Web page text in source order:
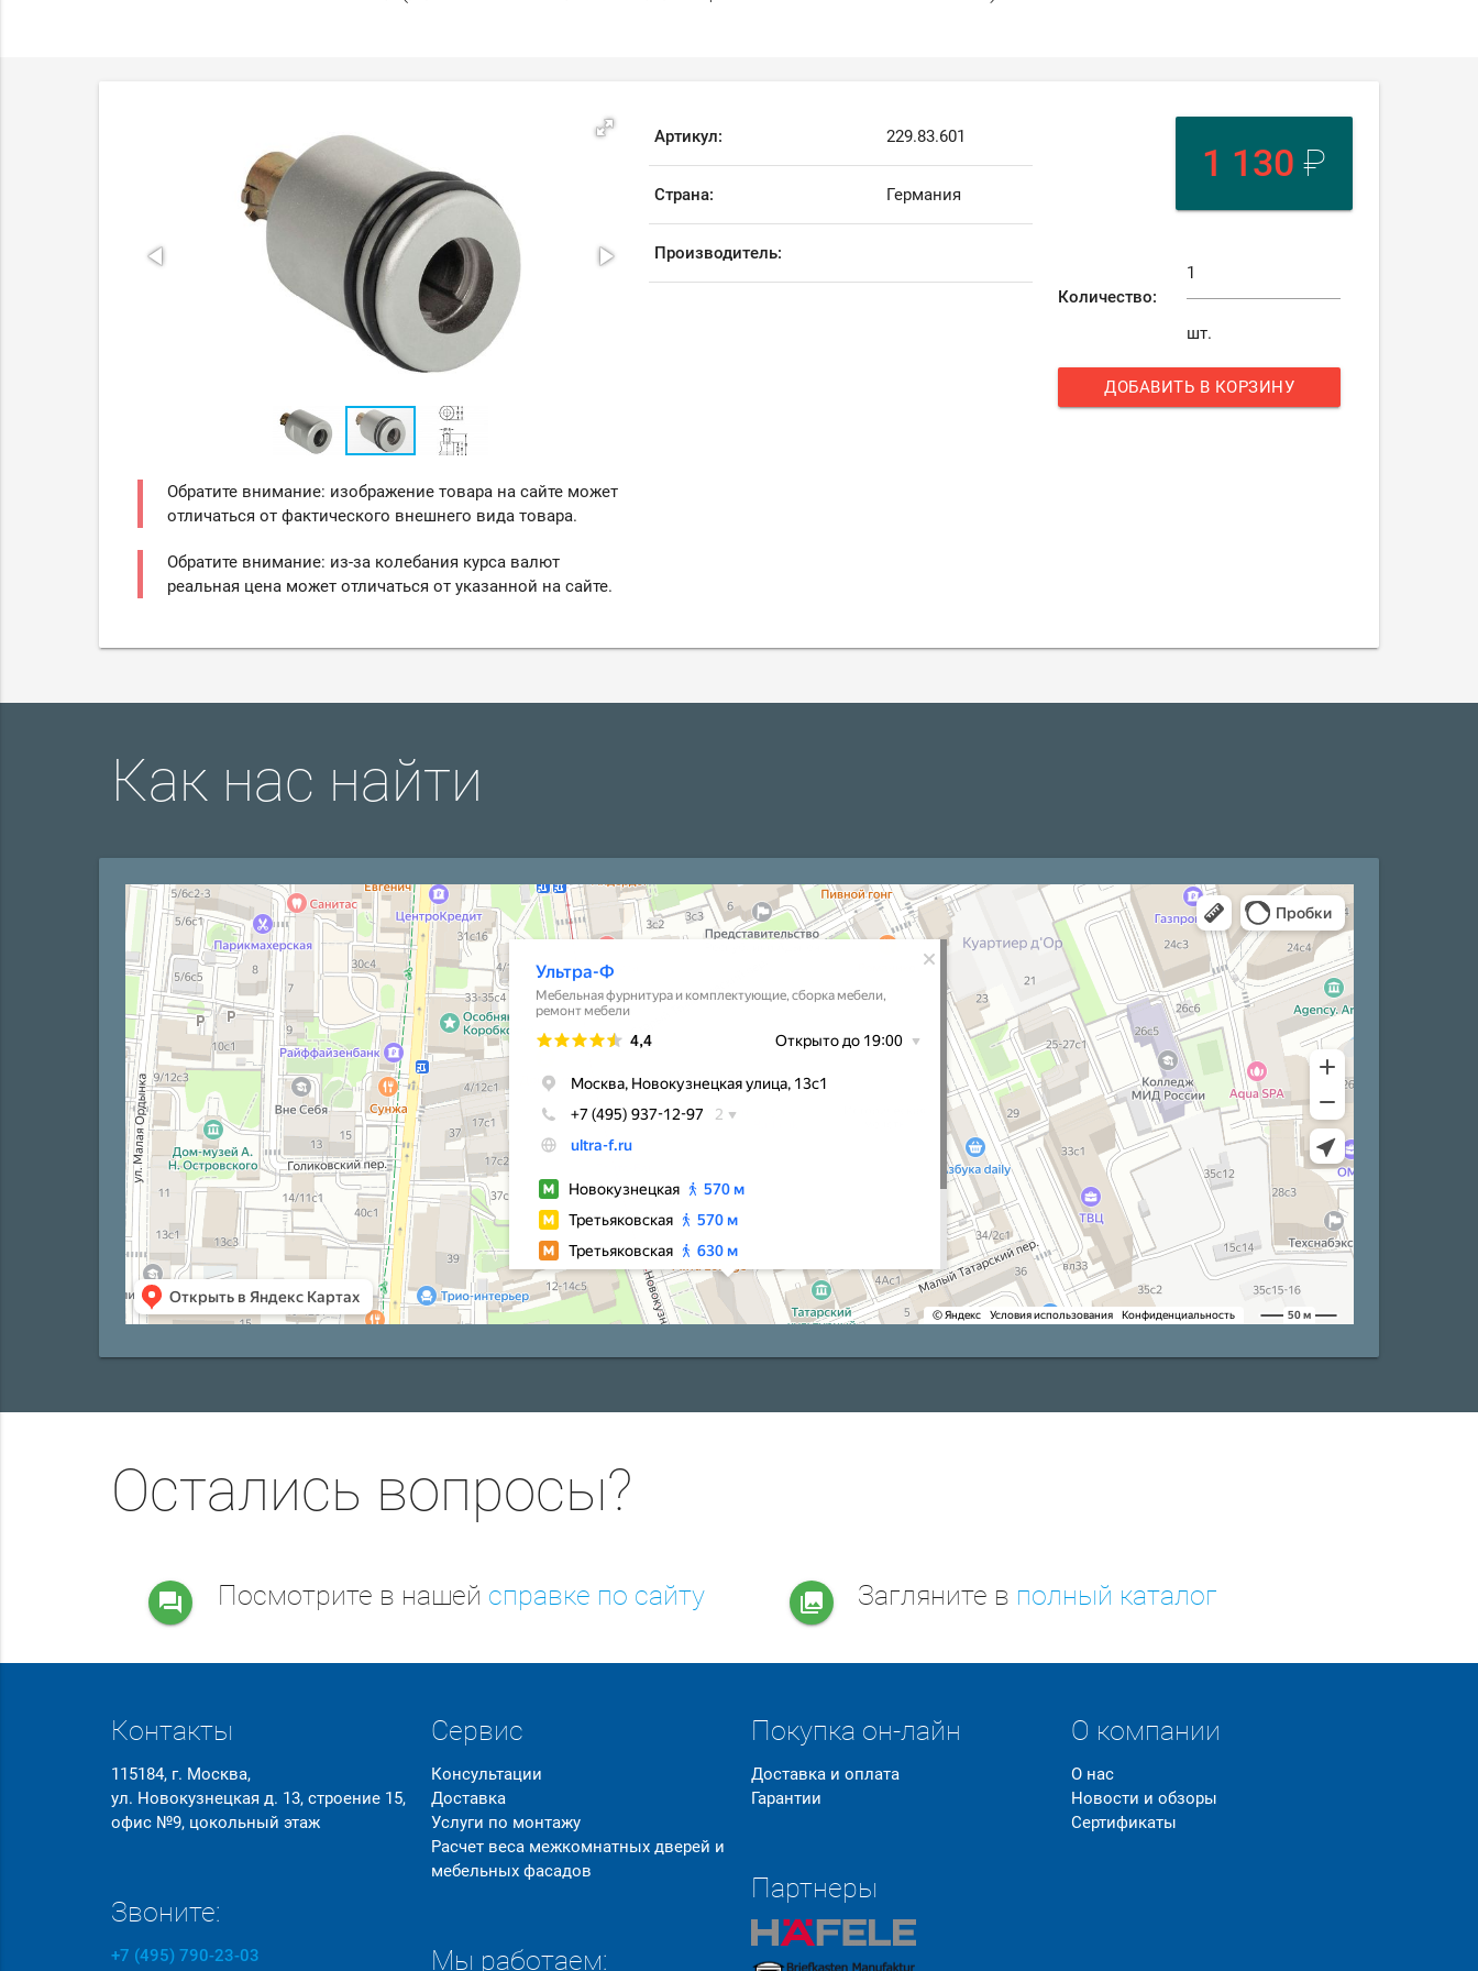
Обратите внимание: изображение товара на сайте может
отличаться от фактического внешнего вида товара.
Обратите внимание: из-за колебания курса валют
реальная цена может отличаться от указанной на сайте.
Артикул: 229.83.601
Страна: Германия
Производитель:
1 130 ₽
Количество:
шт.
ДОБАВИТЬ В КОРЗИНУ
Как нас найти
Остались вопросы?
question_answer Посмотрите в нашей справке по сайту collections Загляните в полный каталог
Контакты
115184, г. Москва,
ул. Новокузнецкая д. 13, строение 15,
офис №9, цокольный этаж
Звоните:
+7 (495) 790-23-03
Сервис
Консультации
Доставка
Услуги по монтажу
Расчет веса межкомнатных дверей и
мебельных фасадов
Мы работаем:
Покупка он-лайн
Доставка и оплата
Гарантии
Партнеры
О компании
О нас
Новости и обзоры
Сертификаты